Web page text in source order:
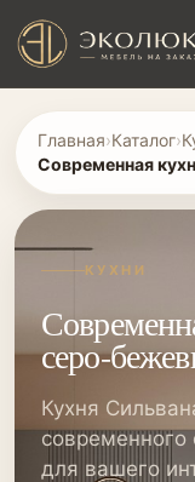
Главная›Каталог›
Современная
КУХНИ
серо-
Кухня
современного
для вашего